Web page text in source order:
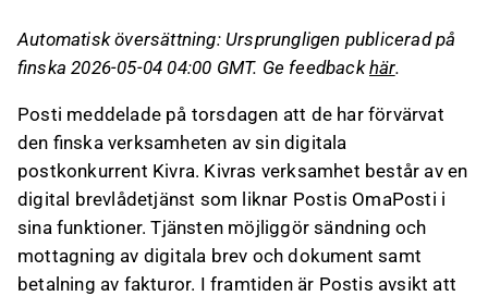
gått med förlust och haft svaga
balansräkningsnyckeltal.
Förvärvet anses förmånligt för Posti, då det
ger kapacitet för utveckling av digitala
brevlådor och minskar konkurrensen.
Affären påverkar inte omedelbart synen på
Posti som investeringsobjekt, men dess
effekter kommer att beaktas i framtida
estimat.
Automatisk översättning: Ursprungligen publicerad på
finska 2026-05-04 04:00 GMT. Ge feedbackhär.
Posti meddelade på torsdagen att de har förvärvat
den finska verksamheten av sin digitala
postkonkurrent Kivra. Kivras verksamhet består av en
digital brevlådetjänst som liknar Postis OmaPosti i
sina funktioner. Tjänsten möjliggör sändning och
mottagning av digitala brev och dokument samt
betalning av fakturor. I framtiden är Postis avsikt att